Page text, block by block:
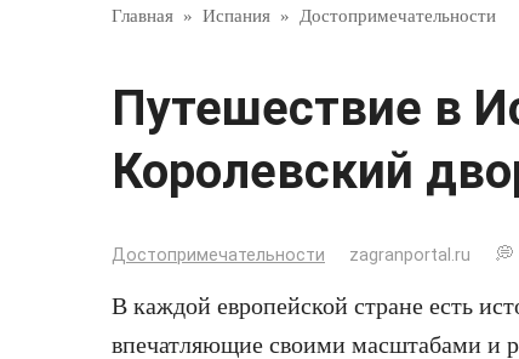
Главная » Испания » Достопримечательности
Путешествие в
Королевский
Достопримечательности zagranportal.ru
В каждой европейской стране есть
впечатляющие своими масштабами и